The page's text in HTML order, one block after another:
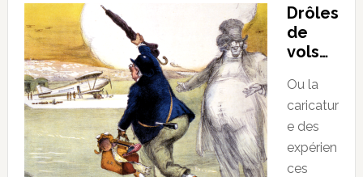
Drôles
de
vols…
Ou la
caricatur
e des
expérien
ces